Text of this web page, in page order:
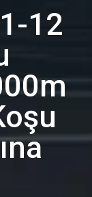
12